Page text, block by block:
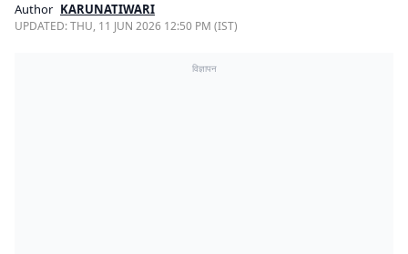
Author KARUNATIWARI
UPDATED:THU, 11 JUN 2026 12:50 PM (IST)
विज्ञापन